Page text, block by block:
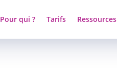
Pour qui ? Tarifs Ressources